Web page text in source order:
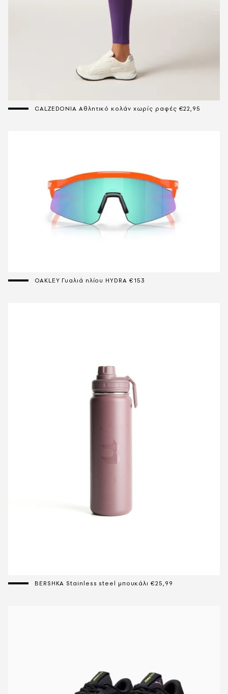
CALZEDONIA Αθλητικό κολάν χωρίς ραφές €22,95
OAKLEY Γυαλιά ηλίου HYDRA €153
BERSHKA Stainless steel μπουκάλι €25,99